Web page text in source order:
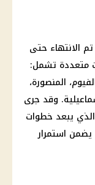
تم الانتهاء حتى
متعددة تشمل:
المنصورة،
وقد جرى
يبعد خطوات
يضمن استمرار